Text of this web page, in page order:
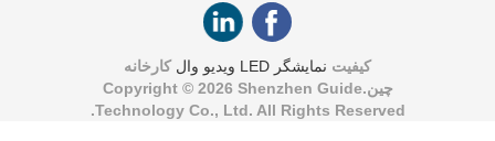
کیفیت نمایشگر LED ویدیو وال
کارخانه
چین.Copyright © 2026 Shenzhen Guide
Technology Co., Ltd. All Rights Reserved.